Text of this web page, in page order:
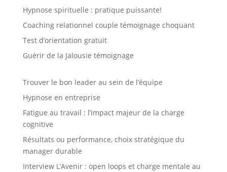
Hypnose spirituelle : pratique puissante!
Coaching relationnel couple témoignage choquant
Test d’orientation gratuit
Guérir de la Jalousie témoignage
Trouver le bon leader au sein de l’équipe
Hypnose en entreprise
Fatigue au travail : l’impact majeur de la charge
cognitive
Résultats ou performance, choix stratégique du
manager durable
Interview L’Avenir : open loops et charge mentale au